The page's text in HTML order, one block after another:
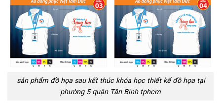
sản phẩm đồ họa sau kết thúc khóa học thiết kế đồ họa tại
phường 5 quận Tân Bình tphcm